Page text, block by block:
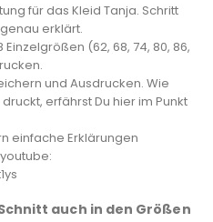
für das Kleid Tanja. Schritt
erklärt.
(62, 68, 74, 80, 86,
und Ausdrucken. Wie
erfährst Du hier im Punkt
einfache Erklärungen
auch in den Größen